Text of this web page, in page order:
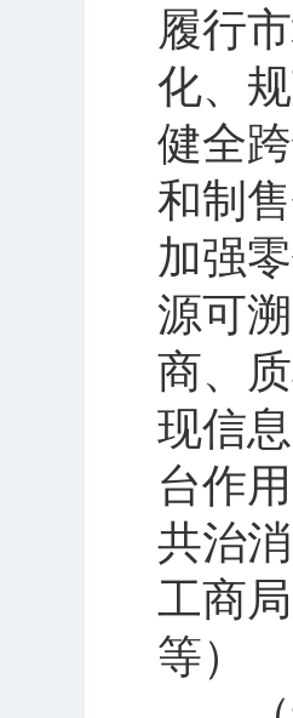
履行
化、
健全
和制
加强
源可
商、
现信
台作
共治
工商
等）